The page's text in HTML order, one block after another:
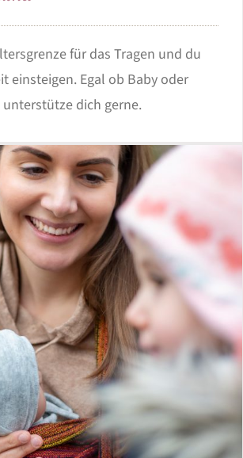
für das Tragen und du
einsteigen. Egal ob Baby oder
dich gerne.